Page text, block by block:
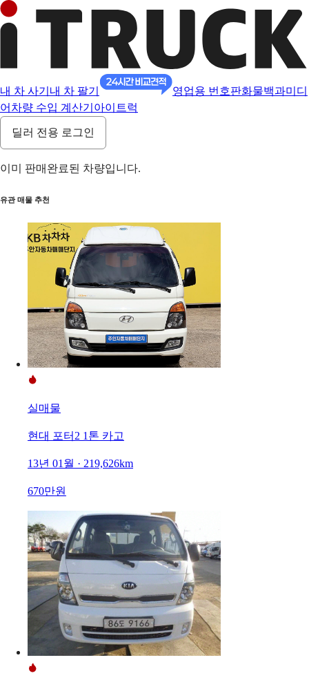
내 차 사기 내 차 팔기 영업용 번호판화물백과미디
어 차량 수입 계산기 아이트럭
딜러 전용 로그인
이미 판매완료된 차량입니다.
유관 매물 추천
실매물
현대 포터2 1톤 카고
13년 01월 · 219,626km
670만원